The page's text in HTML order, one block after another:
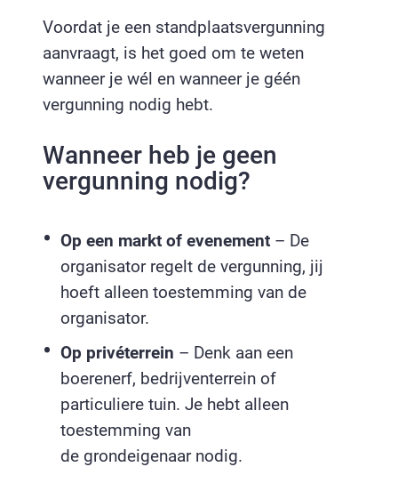
Voordat je een standplaatsvergunning
aanvraagt, is het goed om te weten
wanneer je wél en wanneer je géén
vergunning nodig hebt.
Wanneer heb je geen
vergunning nodig?
Op een markt of evenement – De
organisator regelt de vergunning, jij
hoeft alleen toestemming van de
organisator.
Op privéterrein – Denk aan een
boerenerf, bedrijventerrein of
particuliere tuin. Je hebt alleen
toestemming van
de grondeigenaar nodig.